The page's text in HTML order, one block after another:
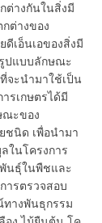
ต่างกันในสิ่งมี
ต่างของ
ดีเอ็นเอของสิ่งมี
ปแบบลักษณะ
จะนำมาใช้เป็น
รเกษตรได้มี
ณะของ
ชนิด เพื่อนำมา
ในโครงการ
นธุ์ในพืชและ
ารตรวจสอบ
างพันธุกรรม